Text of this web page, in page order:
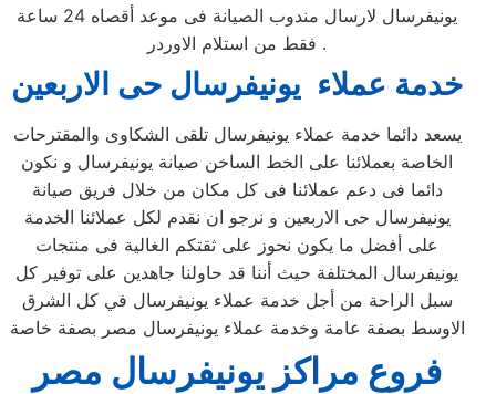
يونيفرسال لارسال مندوب الصيانة فى موعد أقصاه 24 ساعة
فقط من استلام الاوردر .
خدمة عملاء يونيفرسال حى الاربعين
يسعد دائما خدمة عملاء يونيفرسال تلقى الشكاوى والمقترحات
الخاصة بعملائنا على الخط الساخن صيانة يونيفرسال و نكون
دائما فى دعم عملائنا فى كل مكان من خلال فريق صيانة
يونيفرسال حى الاربعين و نرجو ان نقدم لكل عملائنا الخدمة
على أفضل ما يكون نحوز على ثقتكم الغالية فى منتجات
يونيفرسال المختلفة حيث أننا قد حاولنا جاهدين على توفير كل
سبل الراحة من أجل خدمة عملاء يونيفرسال في كل الشرق
الاوسط بصفة عامة وخدمة عملاء يونيفرسال مصر بصفة خاصة
فروع مراكز يونيفرسال مصر